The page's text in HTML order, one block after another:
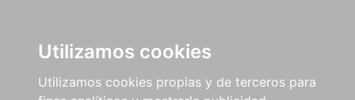
Utilizamos cookies
Utilizamos cookies propias y de terceros para